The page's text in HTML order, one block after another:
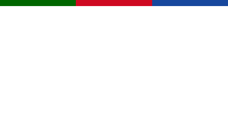
İstanbul Güvenlik Kabini